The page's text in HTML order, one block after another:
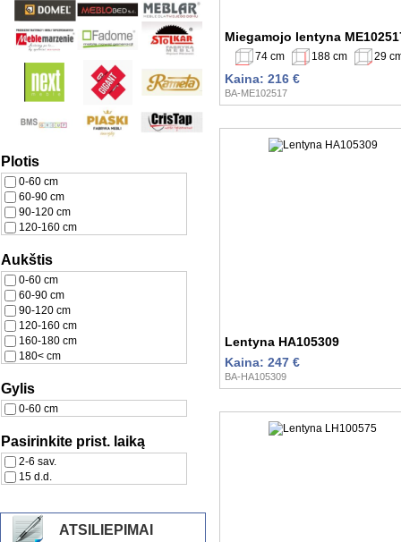
Plotis
0-60 cm
60-90 cm
90-120 cm
120-160 cm
Aukštis
0-60 cm
60-90 cm
90-120 cm
120-160 cm
160-180 cm
180< cm
Gylis
0-60 cm
Pasirinkite prist. laiką
2-6 sav.
15 d.d.
ATSILIEPIMAI
Miegamojo lentyna
74 cm 188 cm 29
Kaina: 216 €
BA-ME102517
Lentyna HA105309
Kaina: 247 €
BA-HA105309